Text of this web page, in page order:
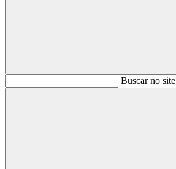
BuscarBuscar no site